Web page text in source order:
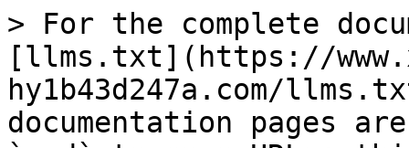
> For the complete
[llms.txt](https://
hy1b43d247a.com/
documentation pages